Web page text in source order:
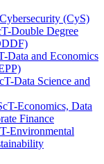
(CyS)
Double Degree
Data and Economics
Data Science and
Economics, Data
Finance
Environmental